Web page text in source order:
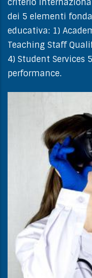
dei 5 elementi
educativa: 1)
Teaching Staff
4) Student Services
performance.